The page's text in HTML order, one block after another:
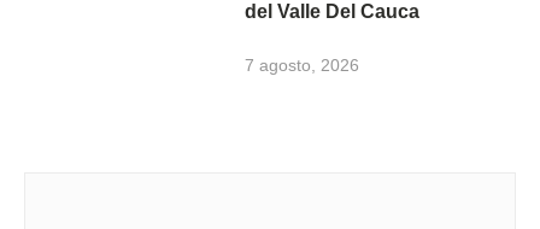
del Valle Del Cauca
7 agosto, 2026